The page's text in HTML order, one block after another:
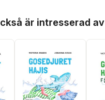
är intresserad av